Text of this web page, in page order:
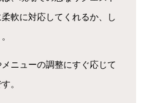
軟に対応してくれるか、し
ニューの調整にすぐ応じて
。